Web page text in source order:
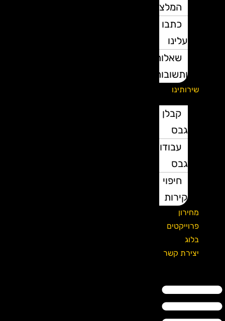
המלצות
כתבו
עלינו
שאלות
ותשובות
שירותינו
קבלן
גבס
עבודות
גבס
חיפוי
קירות
מחירון
פרוייקטים
בלוג
יצירת קשר